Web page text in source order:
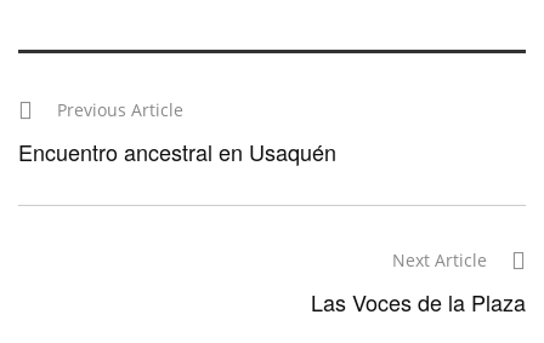
Previous Article
Encuentro ancestral en Usaquén
Next Article
Las Voces de la Plaza